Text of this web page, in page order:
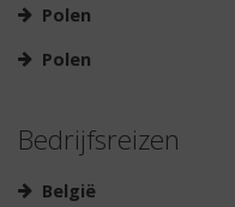
Polen
Polen
Bedrijfsreizen
België